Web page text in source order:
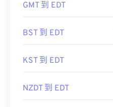
GMT 到 EDT
BST 到 EDT
KST 到 EDT
NZDT 到 EDT